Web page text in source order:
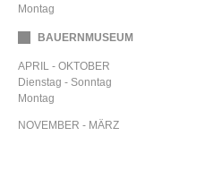
Montag
BAUERNMUSEUM
APRIL - OKTOBER
Dienstag - Sonntag
Montag
NOVEMBER - MÄRZ